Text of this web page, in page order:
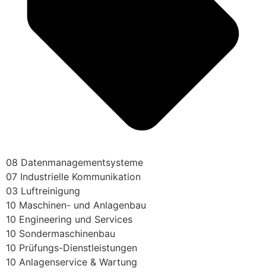
08 Datenmanagementsysteme
07 Industrielle Kommunikation
03 Luftreinigung
10 Maschinen- und Anlagenbau
10 Engineering und Services
10 Sondermaschinenbau
10 Prüfungs-Dienstleistungen
10 Anlagenservice & Wartung